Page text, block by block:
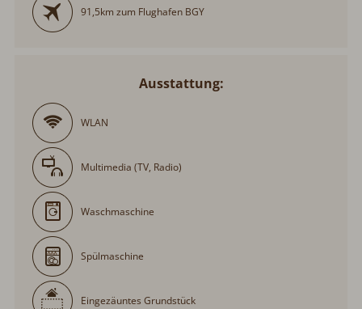
91,5km zum Flughafen BGY
Ausstattung:
WLAN
Multimedia (TV, Radio)
Waschmaschine
Spülmaschine
Eingezäuntes Grundstück